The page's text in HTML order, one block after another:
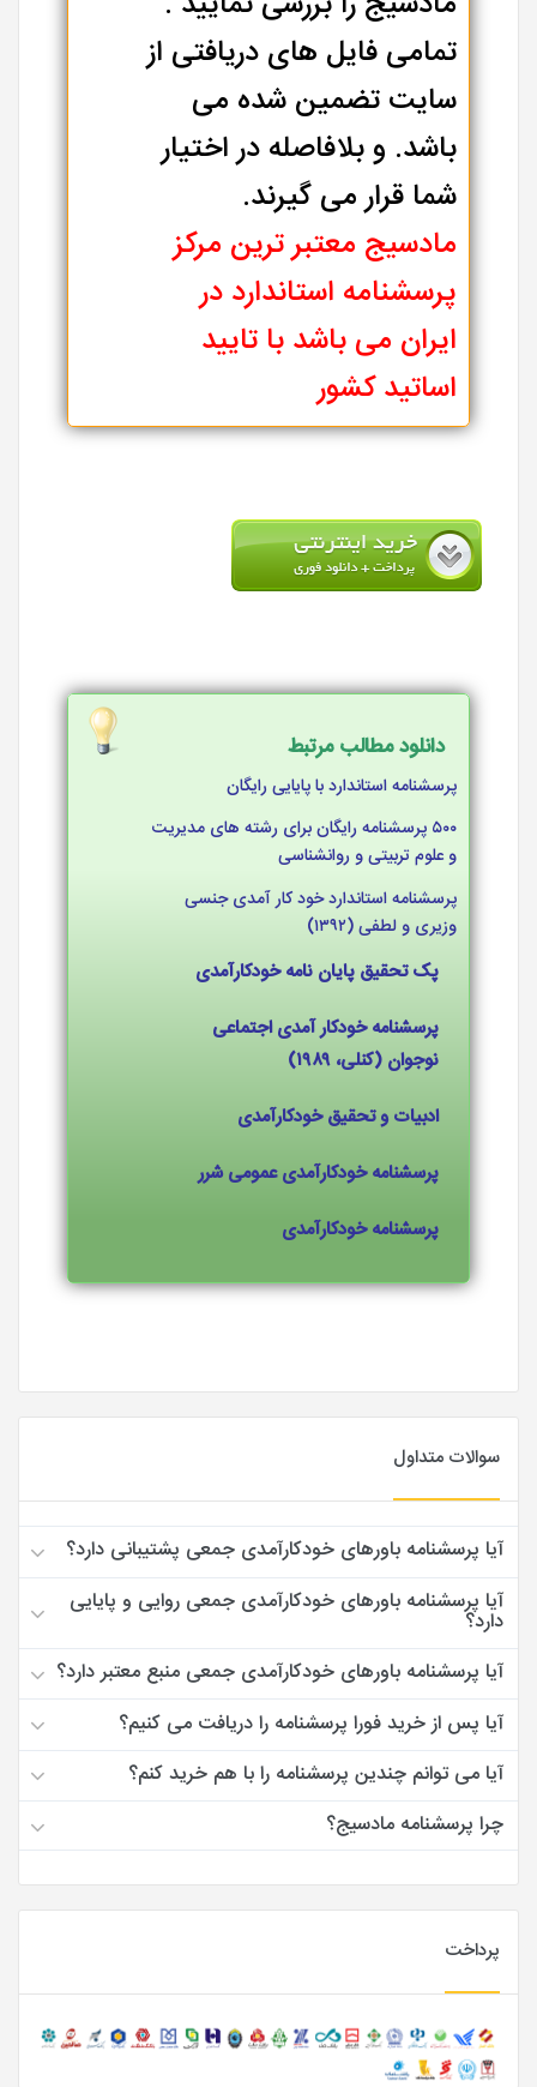
تمامی فایل های دریافتی از
سایت تضمین شده می
باشد. و بلافاصله در اختیار
شما قرار می گیرند.
مادسیج معتبر ترین مرکز
پرسشنامه استاندارد در
ایران می باشد با تایید
اساتید کشور
دانلود مطالب مرتبط
پرسشنامه استاندارد با پایایی رایگان
۵۰۰ پرسشنامه رایگان برای رشته های مدیریت
و علوم تربیتی و روانشناسی
پرسشنامه استاندارد خود کار آمدی جنسی
وزیری و لطفی (۱۳۹۲)
پک تحقیق پایان نامه خودکارآمدی
پرسشنامه خودکار آمدی اجتماعی
نوجوان (کنلی، ۱۹۸۹)
ادبیات و تحقیق خودکارآمدی
پرسشنامه خودکارآمدی عمومی شرر
پرسشنامه خودکارآمدی
سوالات متداول
آیا پرسشنامه باورهای خودکارآمدی جمعی پشتیبانی دارد؟
آیا پرسشنامه باورهای خودکارآمدی جمعی روایی و پایایی
دارد؟
آیا پرسشنامه باورهای خودکارآمدی جمعی منبع معتبر دارد؟
آیا پس از خرید فورا پرسشنامه را دریافت می کنیم؟
آیا می توانم چندین پرسشنامه را با هم خرید کنم؟
چرا پرسشنامه مادسیج؟
پرداخت